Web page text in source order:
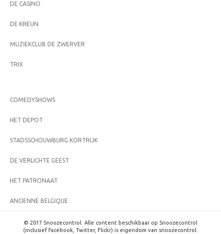
DE CASINO
DE KREUN
MUZIEKCLUB DE ZWERVER
TRIX
COMEDYSHOWS
HET DEPOT
STADSSCHOUWBURG KORTRIJK
DE VERLICHTE GEEST
HET PATRONAAT
ANCIENNE BELGIQUE
© 2017 Snoozecontrol. Alle content beschikbaar op Snoozecontrol
(inclusief Facebook, Twitter, Flickr) is eigendom van snoozecontrol.